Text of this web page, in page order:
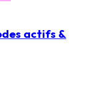
actifs &